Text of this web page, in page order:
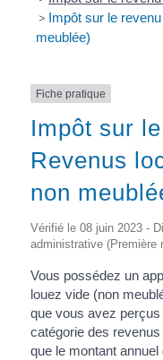
> Impôt sur le
meublée)
Fiche pratique
Impôt sur
Revenus
non
Vérifié le 08 juin 2023 -
administrative (Première
Vous possédez un
louez vide (non
que vous avez
catégorie des
que le montant